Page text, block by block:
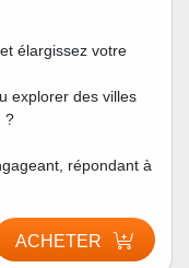
élargissez votre
explorer des villes
?
répondant à
ACHETER